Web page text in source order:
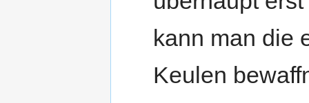
kann man die
Keulen